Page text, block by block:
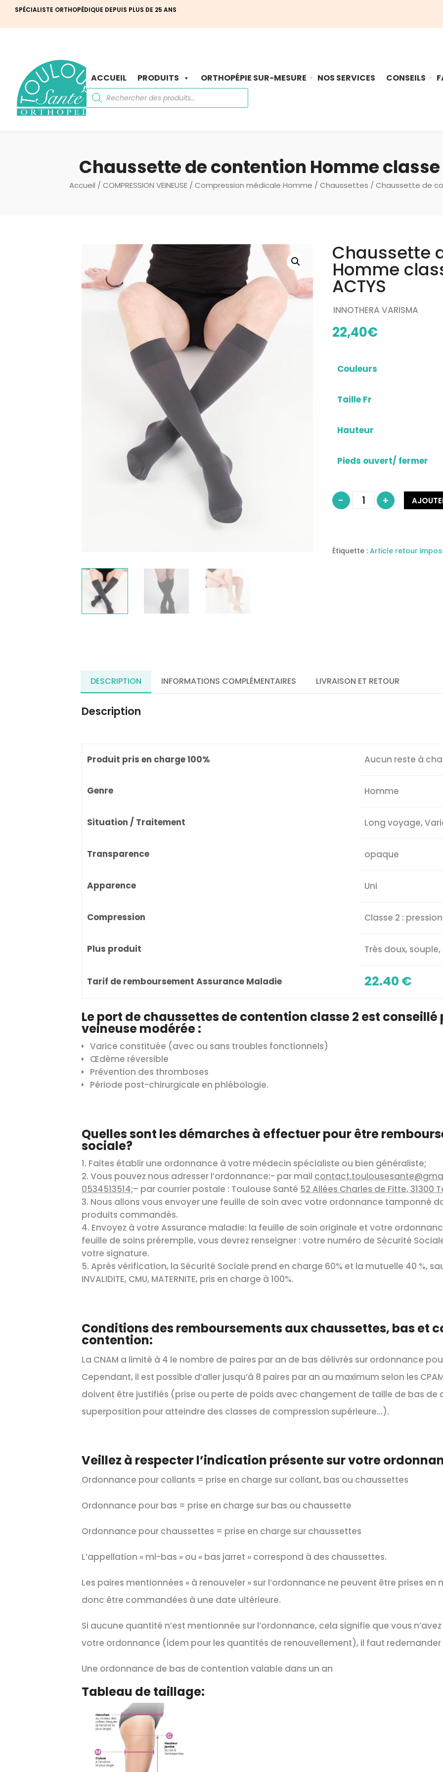
SPÉCIALISTE ORTHOPÉDIQUE DEPUIS PLUS DE 25 ANS
ACCUEIL PRODUITS ORTHOPÉPIE SUR-MESURE NOS SERVICES CONSEILS
Recherche
de
produits
Chaussette de contention Homme classe
Accueil / COMPRESSION VEINEUSE / Compression médicale Homme / Chaussettes / Chaussette de
Chaussette
Homme
ACTYS
INNOTHERA VARISMA
22,40€
Couleurs
Taille Fr
Hauteur
Pieds ouvert/ fermer
- quantité
Chaussette
classe
2
+
Étiquette : Article retour
DESCRIPTION INFORMATIONS COMPLÉMENTAIRES LIVRAISON ET RETOUR
Description
Produit pris en charge 100% Aucun reste à
Genre Homme
Situation / Traitement Long voyage,
Transparence opaque
Apparence Uni
Compression Classe 2 :
Plus produit Très doux,
Tarif de remboursement Assurance Maladie 22.40 €
Le port de chaussettes de contention classe 2 est
veineuse modérée :
Varice constituée (avec ou sans troubles fonctionnels)
Œdème réversible
Prévention des thromboses
Période post-chirurgicale en phlébologie.
Quelles sont les démarches à effectuer pour être
sociale?
Faites établir une ordonnance à votre médecin spécialiste ou bien généraliste;
Vous pouvez nous adresser l’ordonnance:- par mail
0534513514;– par courrier postale : Toulouse Santé 52 Allées Charles de Fitte, 31300
Nous allons vous envoyer une feuille de soin avec votre ordonnance tamponné
produits commandés.
Envoyez à votre Assurance maladie: la feuille de soin originale et votre
feuille de soins préremplie, vous devrez renseigner : votre numéro de Sécurité
votre signature.
Après vérification, la Sécurité Sociale prend en charge 60% et la mutuelle 40 %,
INVALIDITE, CMU, MATERNITE, pris en charge à 100%.
Conditions des remboursements aux chaussettes, bas et
contention:
La CNAM a limité à 4 le nombre de paires par an de bas délivrés sur ordonnance
Cependant, il est possible d’aller jusqu’à 8 paires par an au maximum selon les
doivent être justifiés (prise ou perte de poids avec changement de taille de bas de
superposition pour atteindre des classes de compression supérieure…).
Veillez à respecter l’indication présente sur votre
Ordonnance pour collants = prise en charge sur collant, bas ou chaussettes
Ordonnance pour bas = prise en charge sur bas ou chaussette
Ordonnance pour chaussettes = prise en charge sur chaussettes
L’appellation « mi-bas » ou « bas jarret » correspond à des chaussettes.
Les paires mentionnées « à renouveler » sur l’ordonnance ne peuvent être prises
donc être commandées à une date ultérieure.
Si aucune quantité n’est mentionnée sur l’ordonnance, cela signifie que vous n’avez
votre ordonnance (idem pour les quantités de renouvellement), il faut
Une ordonnance de bas de contention valable dans un an
Tableau de taillage: